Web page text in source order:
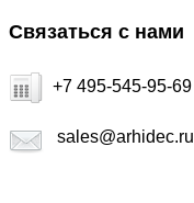
Связаться с нами
+7 495-545-95-69
sales@arhidec.ru